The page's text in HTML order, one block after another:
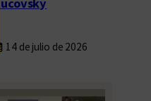
Rucovsky
14 de julio de 2026